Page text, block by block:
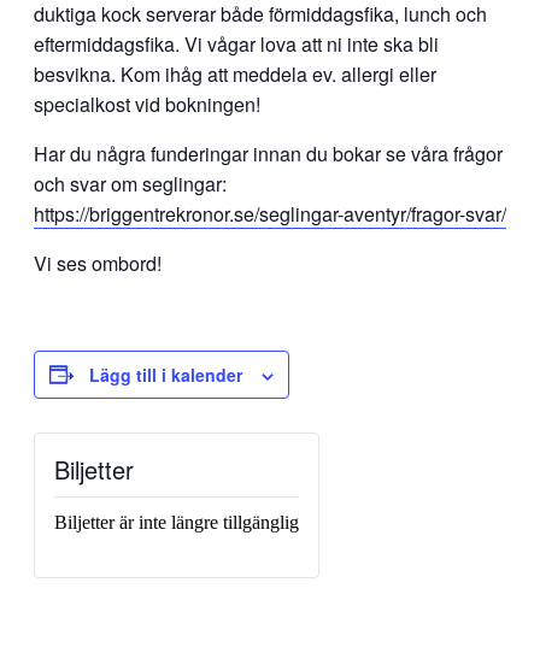
duktiga kock serverar både förmiddagsfika, lunch och
eftermiddagsfika. Vi vågar lova att ni inte ska bli
besvikna. Kom ihåg att meddela ev. allergi eller
specialkost vid bokningen!
Har du några funderingar innan du bokar se våra frågor
och svar om seglingar:
https://briggentrekronor.se/seglingar-aventyr/fragor-svar/
Vi ses ombord!
Lägg till i kalender
Biljetter
Biljetter är inte längre tillgänglig